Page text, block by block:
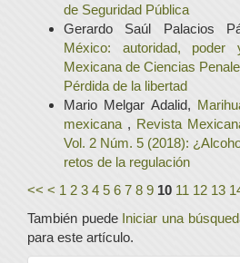
de Seguridad Pública
Gerardo Saúl Palacios
México: autoridad, poder
Mexicana de Ciencias
Pérdida de la libertad
Mario Melgar Adalid,
mexicana , Revista
Vol. 2 Núm. 5 (2018):
retos de la regulación
<< < 1 2 3 4 5 6 7 8 9 10 11 12 13
También puede Iniciar una
para este artículo.